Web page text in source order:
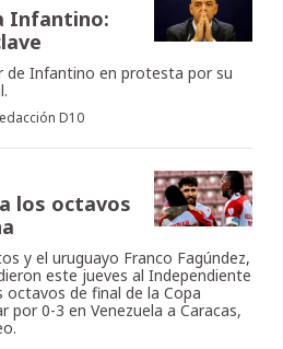
Infantino:
de Infantino en protesta por su
D10
los octavos
y el uruguayo Franco Fagúndez,
este jueves al Independiente
octavos de final de la Copa
por 0-3 en Venezuela a Caracas,